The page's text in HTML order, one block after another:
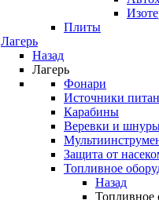
Плиты
Лагерь
Назад
Лагерь
Фонари
Источники
Карабины
Веревки и
Защита от
Топливное
Назад
Топливное